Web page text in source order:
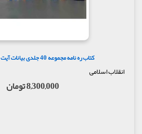
کتاب ره نامه مجموعه 40 جلدی بیانات آیت الله خامنه ای
انقلاب اسلامی
8,300,000 تومان